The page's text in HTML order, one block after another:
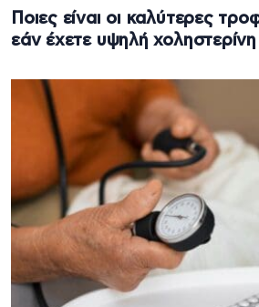
Ποιες είναι οι καλύτερες
εάν έχετε υψηλή χοληστερίνη